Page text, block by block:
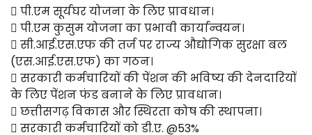
 पी.एम सूर्यघर योजना के लिए प्रावधान।
 पी.एम कुसुम योजना का प्रभावी कार्यान्वयन।
 सी.आई.एस.एफ की तर्ज पर राज्य औद्योगिक सुरक्षा बल
(एस.आई.एस.एफ) का गठन।
 सरकारी कर्मचारियों की पेंशन की भविष्य की देनदारियों
के लिए पेंशन फंड बनाने के लिए प्रावधान।
 छत्तीसगढ़ विकास और स्थिरता कोष की स्थापना।
 सरकारी कर्मचारियों को डी.ए. @53%